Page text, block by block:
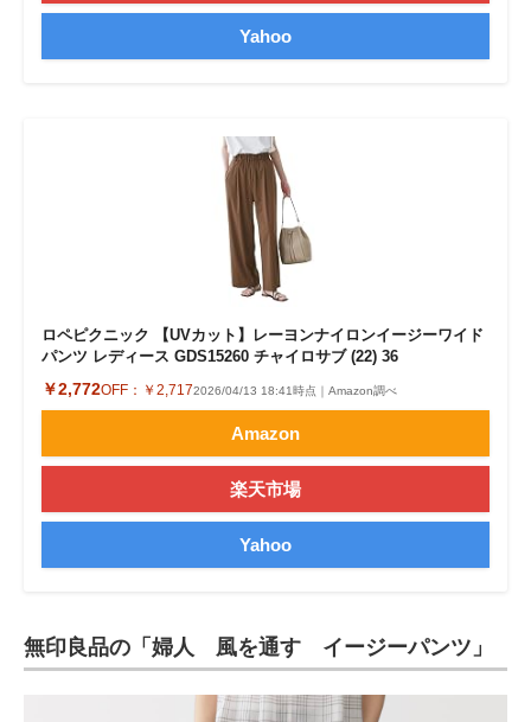
Yahoo
ロペピクニック 【UVカット】レーヨンナイロンイージーワイド
パンツ レディース GDS15260 チャイロサブ (22) 36
￥2,772OFF： ￥2,7172026/04/13 18:41時点｜Amazon調べ
Amazon
楽天市場
Yahoo
無印良品の「婦人 風を通す イージーパンツ」